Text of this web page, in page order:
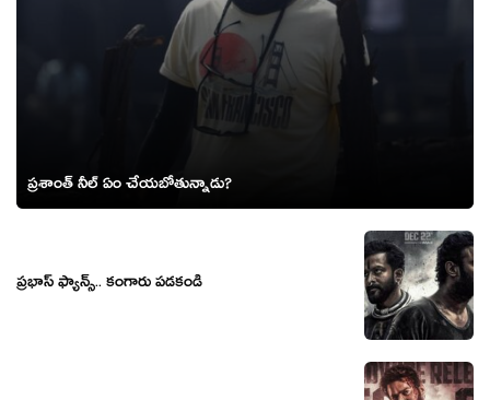
ప్రశాంత్ నీల్ ఏం చేయబోతున్నాడు?
ప్రభాస్ ఫ్యాన్స్.. కంగారు పడకండి